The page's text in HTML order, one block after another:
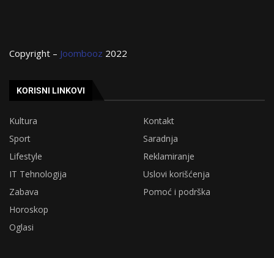
Copyright – Joombooz 2022
KORISNI LINKOVI
Kultura
Kontakt
Sport
Saradnja
Lifestyle
Reklamiranje
IT Tehnologija
Uslovi korišćenja
Zabava
Pomoć i podrška
Horoskop
Oglasi